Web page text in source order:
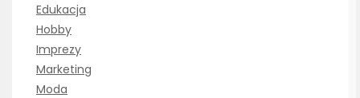
Edukacja
Hobby
Imprezy
Marketing
Moda